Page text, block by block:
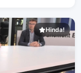
Hinda!